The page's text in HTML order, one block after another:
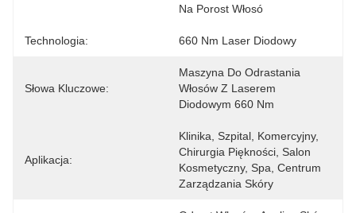
Na Porost Włosó
Technologia: 660 Nm Laser Diodowy
Słowa Kluczowe:
Maszyna Do Odrastania
Włosów Z Laserem
Diodowym 660 Nm
Aplikacja:
Klinika, Szpital, Komercyjny,
Chirurgia Piękności, Salon
Kosmetyczny, Spa, Centrum
Zarządzania Skóry